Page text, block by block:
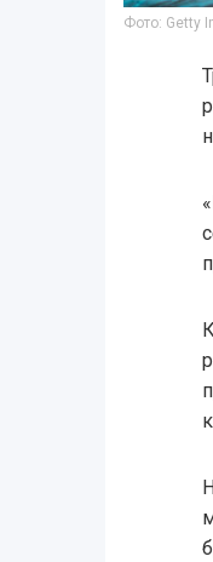
Фото: Getty